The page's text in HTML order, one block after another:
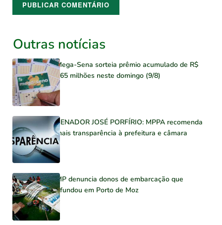
Outras notícias
Mega-Sena sorteia prêmio acumulado de R$
165 milhões neste domingo (9/8)
SENADOR JOSÉ PORFÍRIO: MPPA recomenda
mais transparência à prefeitura e câmara
MP denuncia donos de embarcação que
afundou em Porto de Moz